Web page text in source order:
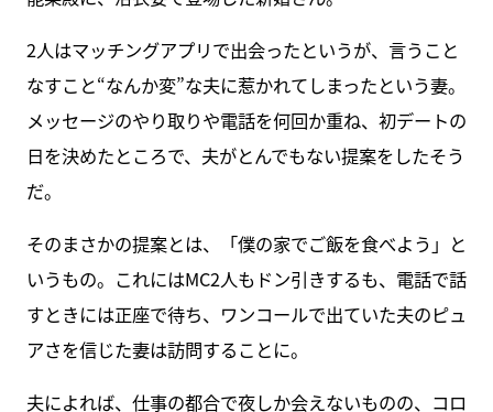
2人はマッチングアプリで出会ったというが、言うこと
なすこと“なんか変”な夫に惹かれてしまったという妻。
メッセージのやり取りや電話を何回か重ね、初デートの
日を決めたところで、夫がとんでもない提案をしたそう
だ。
そのまさかの提案とは、「僕の家でご飯を食べよう」と
いうもの。これにはMC2人もドン引きするも、電話で話
すときには正座で待ち、ワンコールで出ていた夫のピュ
アさを信じた妻は訪問することに。
夫によれば、仕事の都合で夜しか会えないものの、コロ